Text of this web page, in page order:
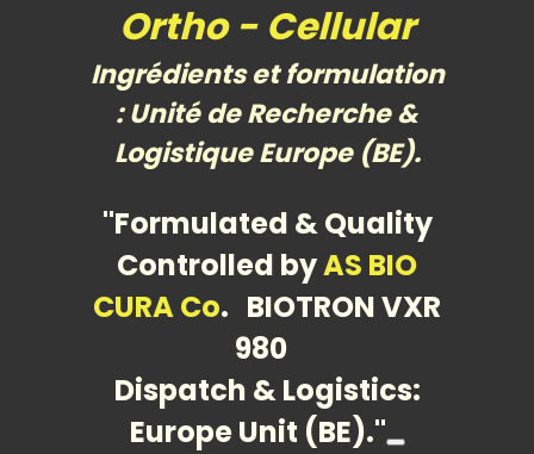
Ortho - Cellular
Ingrédients et formulation
: Unité de Recherche &
Logistique Europe (BE).
"Formulated & Quality
Controlled byAS BIO
CURA Co. BIOTRON VXR
980
Dispatch & Logistics:
Europe Unit (BE)."